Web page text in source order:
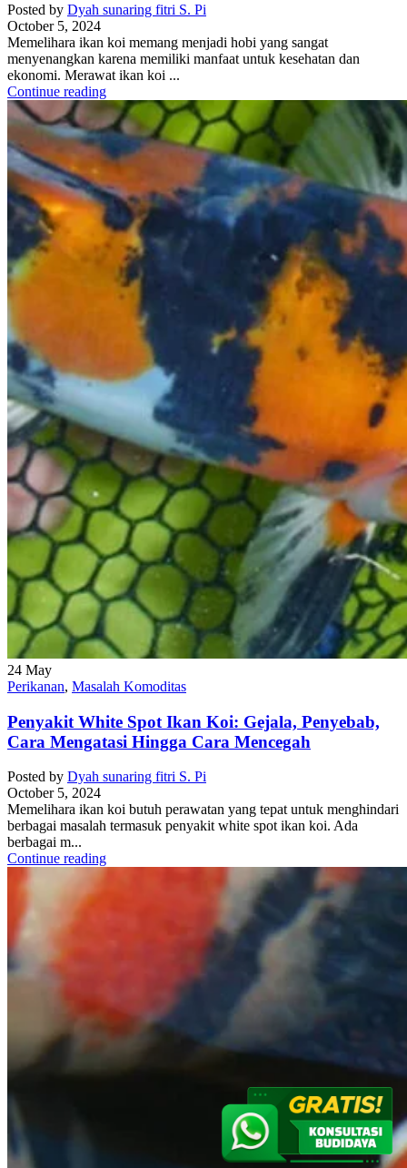
Posted by Dyah sunaring fitri S. Pi
October 5, 2024
Memelihara ikan koi memang menjadi hobi yang sangat
menyenangkan karena memiliki manfaat untuk kesehatan dan
ekonomi. Merawat ikan koi ...
Continue reading
24 May
Perikanan, Masalah Komoditas
Penyakit White Spot Ikan Koi: Gejala, Penyebab,
Cara Mengatasi Hingga Cara Mencegah
Posted by Dyah sunaring fitri S. Pi
October 5, 2024
Memelihara ikan koi butuh perawatan yang tepat untuk menghindari
berbagai masalah termasuk penyakit white spot ikan koi. Ada
berbagai m...
Continue reading